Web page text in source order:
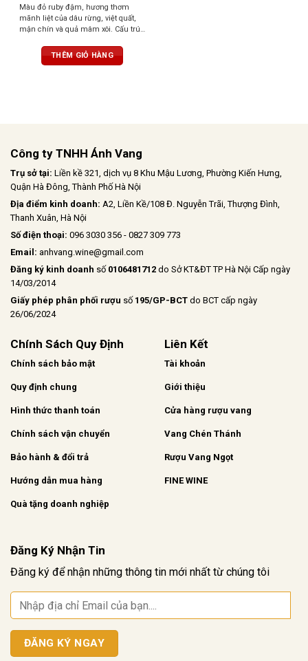
Màu đỏ ruby đậm, hương thơm
mãnh liệt của dâu rừng, việt quất,
mận chín và quả mâm xôi. Cấu trúc
trịa và hậu vị ấn tượng trong vòm
miệng
THÊM GIỎ HÀNG
Công ty TNHH Ánh Vang
Trụ sở tại: Liền kề 321, dịch vụ 8 Khu Mậu Lương, Phường Kiến Hưng,
Quận Hà Đông, Thành Phố Hà Nội
Địa điểm kinh doanh: A2, Liền Kề/108 Đ. Nguyễn Trãi, Thượng Đình,
Thanh Xuân, Hà Nội
Số điện thoại: 096 3030 356 - 0827 309 773
Email: anhvang.wine@gmail.com
Đăng ký kinh doanh số 0106481712 do Sở KT&ĐT TP Hà Nội Cấp ngày
14/03/2014
Giấy phép phân phối rượu số 195/GP-BCT do BCT cấp ngày
26/06/2024
Chính Sách Quy Định
Chính sách bảo mật
Quy định chung
Hình thức thanh toán
Chính sách vận chuyển
Bảo hành & đổi trả
Hướng dẫn mua hàng
Quà tặng doanh nghiệp
Liên Kết
Tài khoản
Giới thiệu
Cửa hàng rượu vang
Vang Chén Thánh
Rượu Vang Ngọt
FINE WINE
Đăng Ký Nhận Tin
Đăng ký để nhận những thông tin mới nhất từ chúng tôi